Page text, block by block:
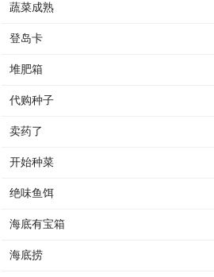
蔬菜成熟
登岛卡
堆肥箱
代购种子
卖药了
开始种菜
绝味鱼饵
海底有宝箱
海底捞